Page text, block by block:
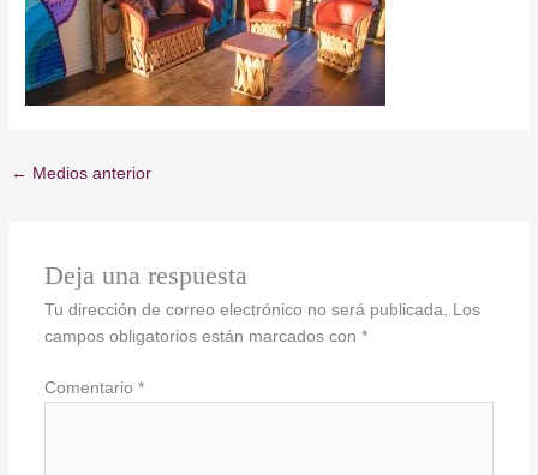
← Medios anterior
Deja una respuesta
Tu dirección de correo electrónico no será publicada. Los
campos obligatorios están marcados con *
Comentario *